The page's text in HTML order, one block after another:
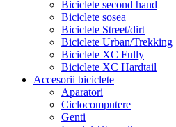
Biciclete second hand
Biciclete sosea
Biciclete Street/dirt
Biciclete Urban/Trekking
Biciclete XC Fully
Biciclete XC Hardtail
Accesorii biciclete
Aparatori
Ciclocomputere
Genti